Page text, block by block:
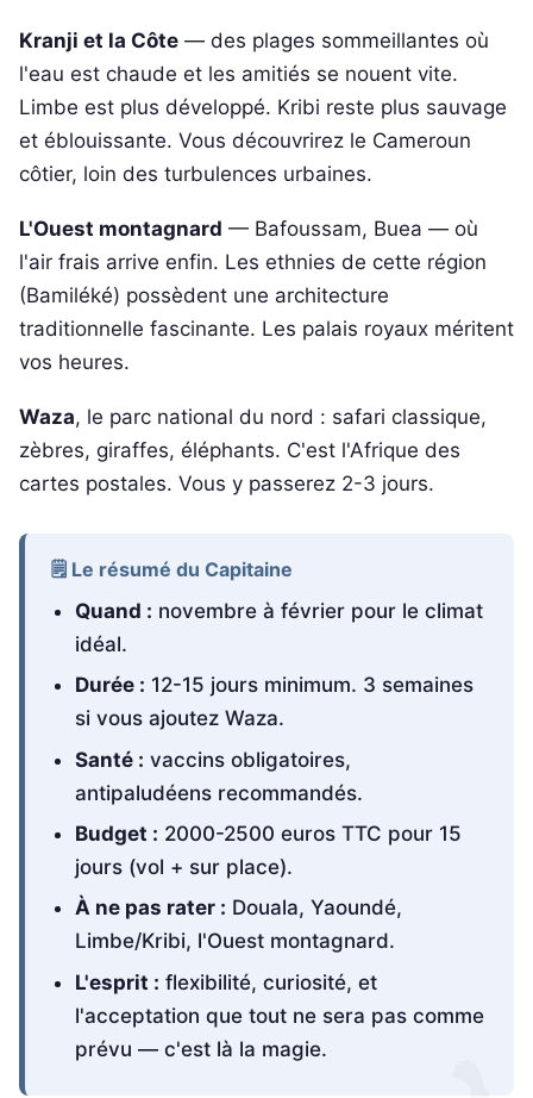
Kranji et la Côte — des plages sommeillantes où
l'eau est chaude et les amitiés se nouent vite.
Limbe est plus développé. Kribi reste plus sauvage
et éblouissante. Vous découvrirez le Cameroun
côtier, loin des turbulences urbaines.
L'Ouest montagnard — Bafoussam, Buea — où
l'air frais arrive enfin. Les ethnies de cette région
(Bamiléké) possèdent une architecture
traditionnelle fascinante. Les palais royaux méritent
vos heures.
Waza, le parc national du nord : safari classique,
zèbres, giraffes, éléphants. C'est l'Afrique des
cartes postales. Vous y passerez 2-3 jours.
🗒️ Le résumé du Capitaine
Quand : novembre à février pour le climat
idéal.
Durée : 12-15 jours minimum. 3 semaines
si vous ajoutez Waza.
Santé : vaccins obligatoires,
antipaludéens recommandés.
Budget : 2000-2500 euros TTC pour 15
jours (vol + sur place).
À ne pas rater : Douala, Yaoundé,
Limbe/Kribi, l'Ouest montagnard.
L'esprit : flexibilité, curiosité, et
l'acceptation que tout ne sera pas comme
prévu — c'est là la magie.